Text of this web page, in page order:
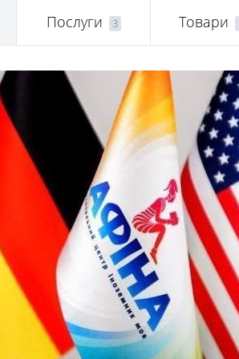
Послуги 3 Товари